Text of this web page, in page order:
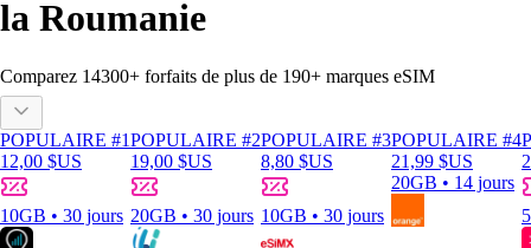
la Roumanie
Comparez 14300+ forfaits de plus de 190+ marques eSIM
POPULAIRE #1
12,00 $US
10GB • 30 jours
POPULAIRE #2
19,00 $US
20GB • 30 jours
POPULAIRE #3
8,80 $US
10GB • 30 jours
POPULAIRE #4
21,99 $US
20GB • 14 jours